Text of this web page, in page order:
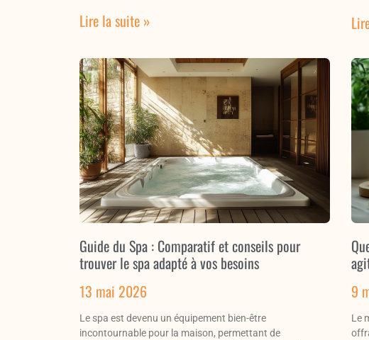
Lire la suite »
Guide du Spa : Comparatif et conseils pour
trouver le spa adapté à vos besoins
13 mai 2026
Le spa est devenu un équipement bien-être
incontournable pour la maison, permettant de
9
Le